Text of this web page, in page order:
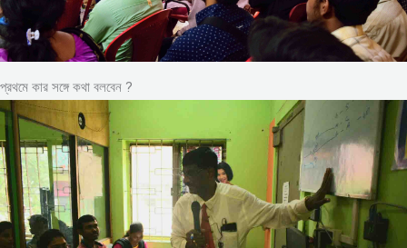
প্রথমে কার সঙ্গে কথা বলবেন ?